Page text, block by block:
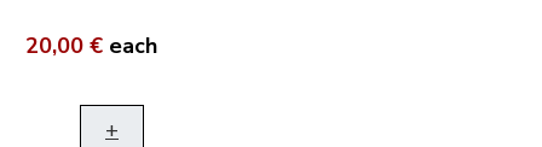
20,00 € each
+